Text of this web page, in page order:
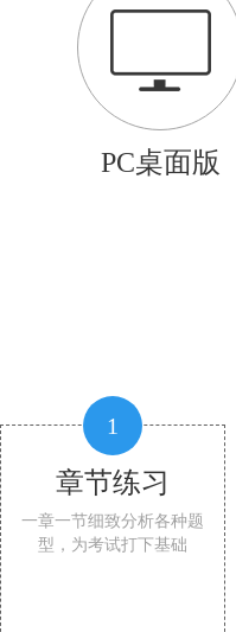
PC桌面版
1
章节练习
一章一节细致分析各种题
型，为考试打下基础